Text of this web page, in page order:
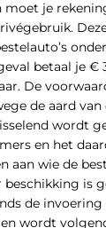
moet je
betaal je €
De
de aard
wordt
en het
aan wie de
is
de
wordt